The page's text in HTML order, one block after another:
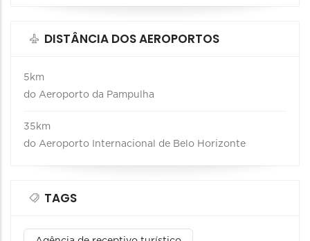
DISTÂNCIA DOS AEROPORTOS
5km
do Aeroporto da Pampulha
35km
do Aeroporto Internacional de Belo Horizonte
TAGS